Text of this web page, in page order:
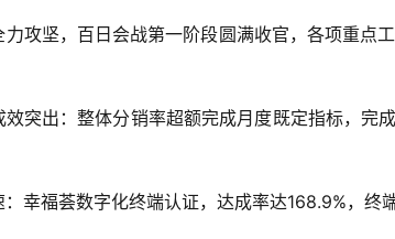
力攻坚，百日会战第一阶段圆满收官，各项重点
效突出：整体分销率超额完成月度既定指标，完
幸福荟数字化终端认证，达成率达168.9%，终